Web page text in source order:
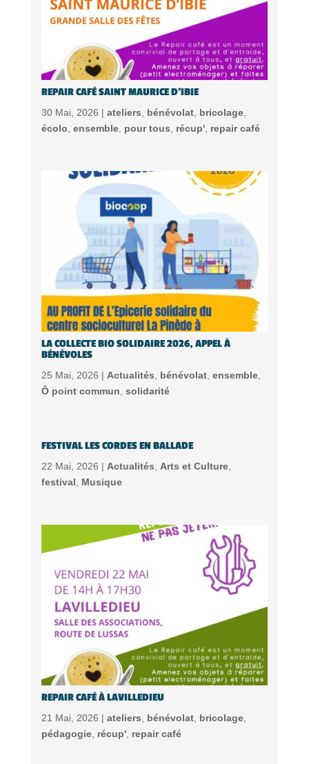
REPAIR CAFÉ SAINT MAURICE D’IBIE
30 Mai, 2026 | ateliers bénévolat, bricolage,
écolo ensemble, pour tous récup', repair café
LA COLLECTE BIO SOLIDAIRE 2026, APPEL À
BÉNÉVOLES
25 Mai, 2026 | Actualités bénévolat, ensemble,
Ô point commun solidarité
FESTIVAL LES CORDES EN BALLADE
22 Mai, 2026 | Actualités Arts et Culture,
festival
Musique
REPAIR CAFÉ À LAVILLEDIEU
21 Mai, 2026 | ateliers bénévolat, bricolage,
pédagogie, récup', repair café